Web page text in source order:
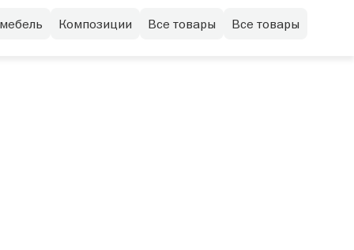
Композиции Все товары Все товары